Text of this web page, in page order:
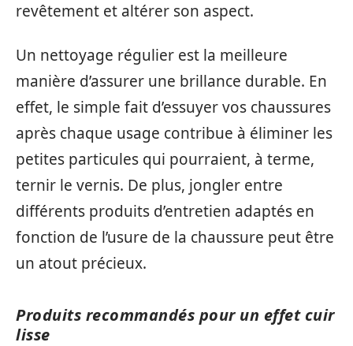
revêtement et altérer son aspect.
Un nettoyage régulier est la meilleure
manière d’assurer une brillance durable. En
effet, le simple fait d’essuyer vos chaussures
après chaque usage contribue à éliminer les
petites particules qui pourraient, à terme,
ternir le vernis. De plus, jongler entre
différents produits d’entretien adaptés en
fonction de l’usure de la chaussure peut être
un atout précieux.
Produits recommandés pour un effet cuir
lisse